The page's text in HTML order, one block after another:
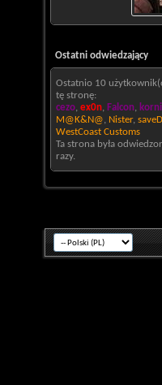
Ostatni odwiedzający
Ostatnio 10
tę stronę:
cezo, ex0n, Falcon,
M@K&N@, Nister, saveD
WestCoast Customs
Ta strona była
razy.